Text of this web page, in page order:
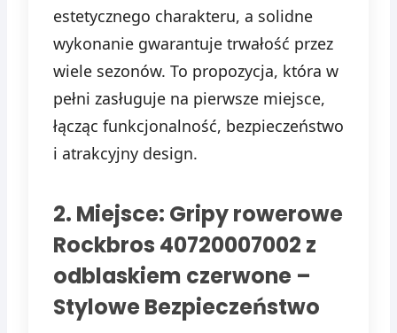
estetycznego charakteru, a solidne
wykonanie gwarantuje trwałość przez
wiele sezonów. To propozycja, która w
pełni zasługuje na pierwsze miejsce,
łącząc funkcjonalność, bezpieczeństwo
i atrakcyjny design.
2. Miejsce: Gripy rowerowe
Rockbros 40720007002 z
odblaskiem czerwone –
Stylowe Bezpieczeństwo